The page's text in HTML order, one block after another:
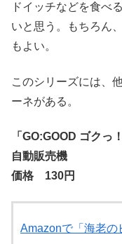
ドイッチなどを食べ
いと思う。もちろん
もよい。
このシリーズには、
ーネがある。
「GO:GOOD ゴクっ
自動販売機
価格 130円
Amazonで「海老の